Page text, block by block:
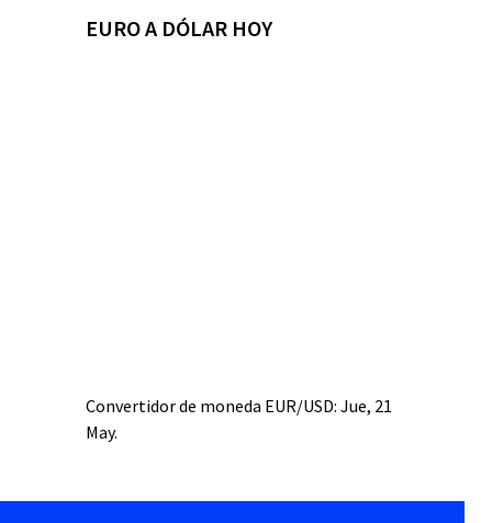
EURO A DÓLAR HOY
Convertidor de moneda EUR/USD: Jue, 21
May.